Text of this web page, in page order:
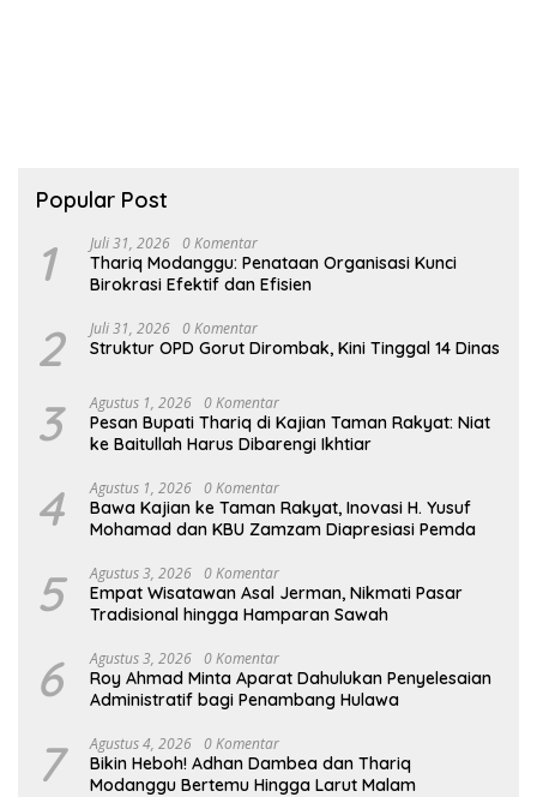
Popular Post
1 Juli 31, 2026 0 Komentar
Thariq Modanggu: Penataan Organisasi Kunci
Birokrasi Efektif dan Efisien
2 Juli 31, 2026 0 Komentar
Struktur OPD Gorut Dirombak, Kini Tinggal 14 Dinas
3 Agustus 1, 2026 0 Komentar
Pesan Bupati Thariq di Kajian Taman Rakyat: Niat
ke Baitullah Harus Dibarengi Ikhtiar
4 Agustus 1, 2026 0 Komentar
Bawa Kajian ke Taman Rakyat, Inovasi H. Yusuf
Mohamad dan KBU Zamzam Diapresiasi Pemda
5 Agustus 3, 2026 0 Komentar
Empat Wisatawan Asal Jerman, Nikmati Pasar
Tradisional hingga Hamparan Sawah
6 Agustus 3, 2026 0 Komentar
Roy Ahmad Minta Aparat Dahulukan Penyelesaian
Administratif bagi Penambang Hulawa
7 Agustus 4, 2026 0 Komentar
Bikin Heboh! Adhan Dambea dan Thariq
Modanggu Bertemu Hingga Larut Malam